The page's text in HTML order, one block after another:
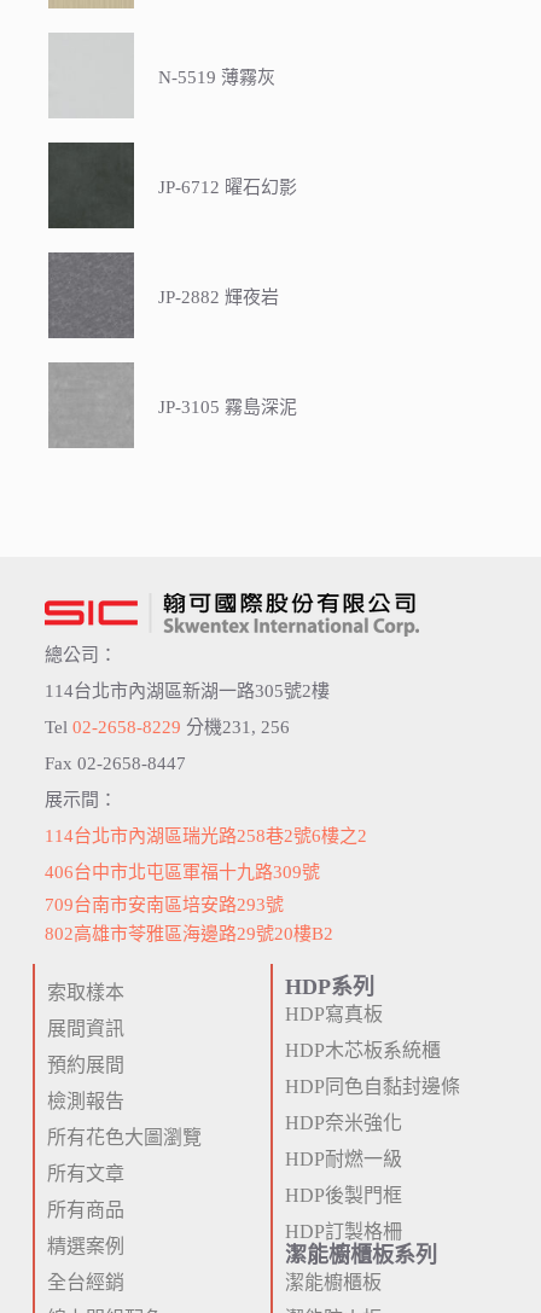
N-5519 薄霧灰
JP-6712 曜石幻影
JP-2882 輝夜岩
JP-3105 霧島深泥
總公司：
114台北市內湖區新湖一路305號2樓
Tel 02-2658-8229 分機231, 256
Fax 02-2658-8447
展示間：
114台北市內湖區瑞光路258巷2號6樓之2
406台中市北屯區軍福十九路309號
709台南市安南區培安路293號
802高雄市苓雅區海邊路29號20樓B2
索取樣本
展間資訊
預約展間
檢測報告
所有花色大圖瀏覽
所有文章
所有商品
精選案例
全台經銷
HDP系列
HDP寫真板
HDP木芯板系統櫃
HDP同色自黏封邊條
HDP奈米強化
HDP耐燃一級
HDP後製門框
HDP訂製格柵
潔能櫥櫃板系列
潔能櫥櫃板